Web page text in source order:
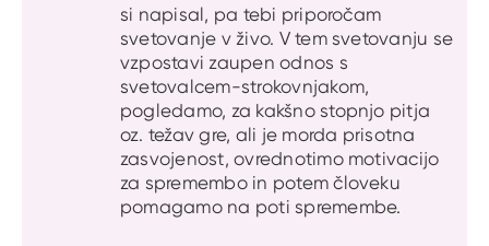
si napisal, pa tebi priporočam
svetovanje v živo. V tem svetovanju se
vzpostavi zaupen odnos s
svetovalcem-strokovnjakom,
pogledamo, za kakšno stopnjo pitja
oz. težav gre, ali je morda prisotna
zasvojenost, ovrednotimo motivacijo
za spremembo in potem človeku
pomagamo na poti spremembe.